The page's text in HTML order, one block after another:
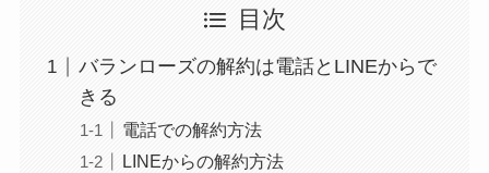
ミュゼプラチナムの
約期間が過ぎた場合
レミノの解約方法ま
目次
バランローズの解約は電話とLINEからで
きる
電話での解約方法
LINEからの解約方法